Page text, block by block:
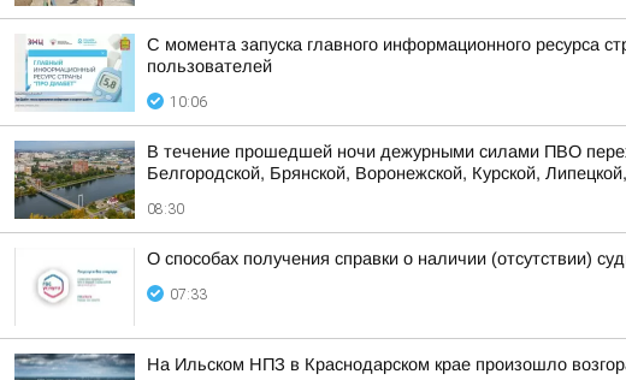
С момента запуска главного информационного ресурса
пользователей
10:06
В течение прошедшей ночи дежурными силами ПВО
Белгородской, Брянской, Воронежской, Курской,
08:30
О способах получения справки о наличии (отсутствии)
07:33
На Ильском НПЗ в Краснодарском крае произошло